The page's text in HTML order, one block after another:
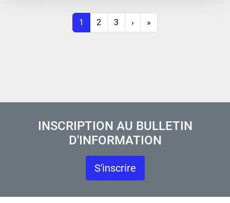
1 2 3 › »
INSCRIPTION AU BULLETIN
D'INFORMATION
S'inscrire